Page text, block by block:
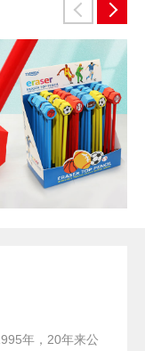
年，20年来公